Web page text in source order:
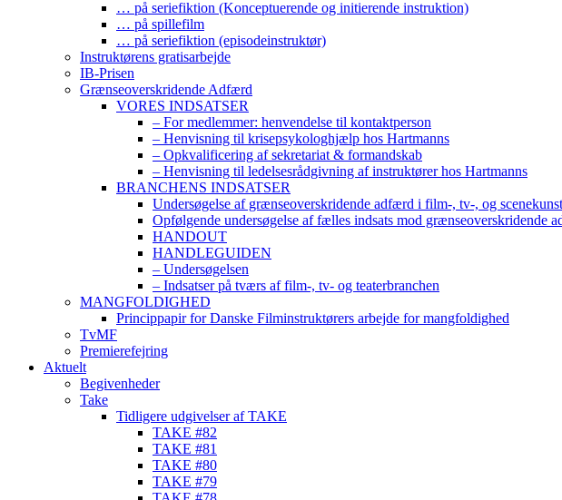
… på seriefiktion (Konceptuerende og initierende instruktion)
… på spillefilm
… på seriefiktion (episodeinstruktør)
Instruktørens gratisarbejde
IB-Prisen
Grænseoverskridende Adfærd
VORES INDSATSER
– For medlemmer: henvendelse til kontaktperson
– Henvisning til krisepsykologhjælp hos Hartmanns
– Opkvalificering af sekretariat & formandskab
– Henvisning til ledelsesrådgivning af instruktører hos Hartmanns
BRANCHENS INDSATSER
Undersøgelse af grænseoverskridende adfærd i film-, tv-, og
Opfølgende undersøgelse af fælles indsats mod grænseoverskridende
HANDOUT
HANDLEGUIDEN
– Undersøgelsen
– Indsatser på tværs af film-, tv- og teaterbranchen
MANGFOLDIGHED
Princippapir for Danske Filminstruktørers arbejde for mangfoldighed
TvMF
Premierefejring
Aktuelt
Begivenheder
Take
Tidligere udgivelser af TAKE
TAKE #82
TAKE #81
TAKE #80
TAKE #79